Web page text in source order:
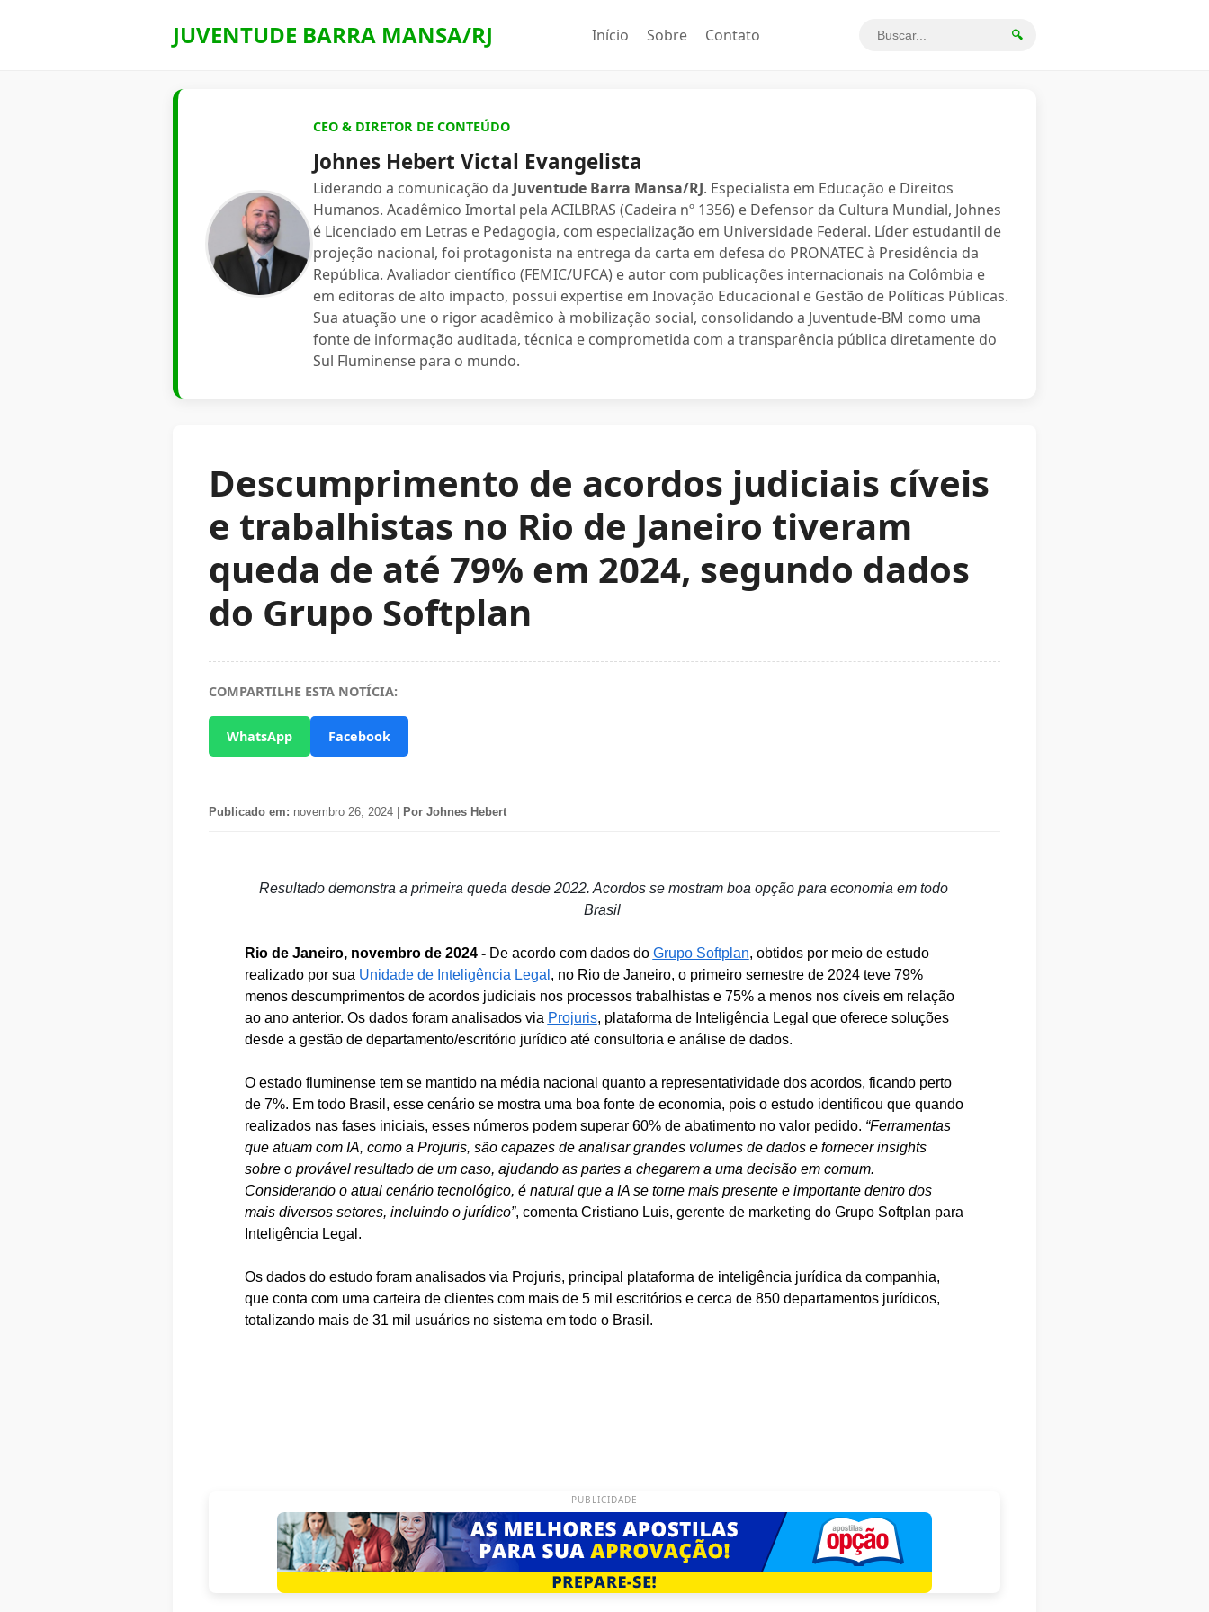
JUVENTUDE BARRA MANSA/RJ Início Sobre Contato 🔍
CEO & DIRETOR DE CONTEÚDO
Johnes Hebert Victal Evangelista
Liderando a comunicação da Juventude Barra Mansa/RJ. Especialista em Educação e Direitos
Humanos. Acadêmico Imortal pela ACILBRAS (Cadeira nº 1356) e Defensor da Cultura Mundial, Johnes
é Licenciado em Letras e Pedagogia, com especialização em Universidade Federal. Líder estudantil de
projeção nacional, foi protagonista na entrega da carta em defesa do PRONATEC à Presidência da
República. Avaliador científico (FEMIC/UFCA) e autor com publicações internacionais na Colômbia e
em editoras de alto impacto, possui expertise em Inovação Educacional e Gestão de Políticas Públicas.
Sua atuação une o rigor acadêmico à mobilização social, consolidando a Juventude-BM como uma
fonte de informação auditada, técnica e comprometida com a transparência pública diretamente do
Sul Fluminense para o mundo.
Descumprimento de acordos judiciais cíveis
e trabalhistas no Rio de Janeiro tiveram
queda de até 79% em 2024, segundo dados
do Grupo Softplan
COMPARTILHE ESTA NOTÍCIA:
WhatsApp Facebook
Publicado em: novembro 26, 2024 | Por Johnes Hebert
Resultado demonstra a primeira queda desde 2022. Acordos se mostram boa opção para economia em todo
Brasil
Rio de Janeiro, novembro de 2024 -De acordo com dados do Grupo Softplan, obtidos por meio de estudo
realizado por sua Unidade de Inteligência Legal , no Rio de Janeiro, o primeiro semestre de 2024 teve 79%
menos descumprimentos de acordos judiciais nos processos trabalhistas e 75% a menos nos cíveis em relação
ao ano anterior. Os dados foram analisados via Projuris, plataforma de Inteligência Legal que oferece soluções
desde a gestão de departamento/escritório jurídico até consultoria e análise de dados.
O estado fluminense tem se mantido na média nacional quanto a representatividade dos acordos, ficando perto
de 7%. Em todo Brasil, esse cenário se mostra uma boa fonte de economia, pois o estudo identificou que quando
realizados nas fases iniciais, esses números podem superar 60% de abatimento no valor pedido. “Ferramentas
que atuam com IA, como a Projuris, são capazes de analisar grandes volumes de dados e fornecer insights
sobre o provável resultado de um caso, ajudando as partes a chegarem a uma decisão em comum.
Considerando o atual cenário tecnológico, é natural que a IA se torne mais presente e importante dentro dos
mais diversos setores, incluindo o jurídico”, comenta Cristiano Luis, gerente de marketing do Grupo Softplan para
Inteligência Legal.
Os dados do estudo foram analisados via Projuris, principal plataforma de inteligência jurídica da companhia,
que conta com uma carteira de clientes com mais de 5 mil escritórios e cerca de 850 departamentos jurídicos,
totalizando mais de 31 mil usuários no sistema em todo o Brasil.
PUBLICIDADE